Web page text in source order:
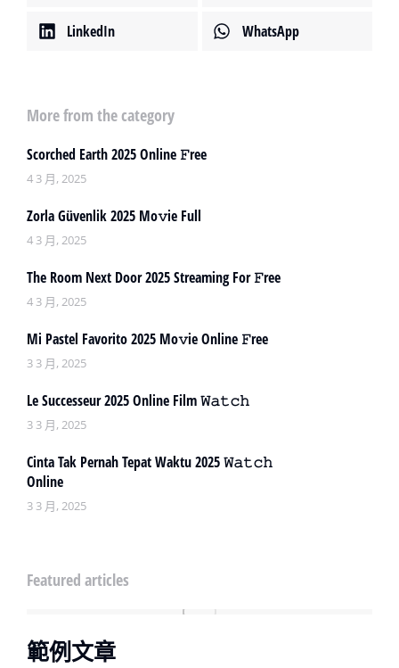
LinkedIn WhatsApp
More from the category
Scorched Earth 2025 Online 𝙵ree
4 3 月, 2025
Zorla Güvenlik 2025 Mo𝚟ie Full
4 3 月, 2025
The Room Next Door 2025 Streaming For 𝙵ree
4 3 月, 2025
Mi Pastel Favorito 2025 Mo𝚟ie Online 𝙵ree
3 3 月, 2025
Le Successeur 2025 Online Film 𝚆𝚊𝚝𝚌𝚑
3 3 月, 2025
Cinta Tak Pernah Tepat Waktu 2025 𝚆𝚊𝚝𝚌𝚑
Online
3 3 月, 2025
Featured articles
範例文章